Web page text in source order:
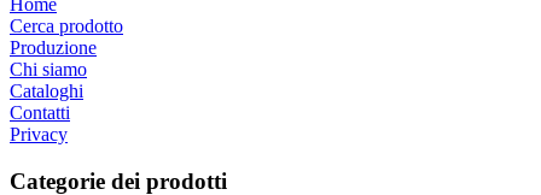
Home
Cerca prodotto
Produzione
Chi siamo
Cataloghi
Contatti
Privacy
Categorie dei prodotti